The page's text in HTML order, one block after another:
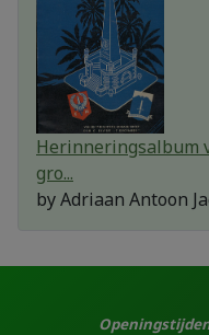
Herinneringsalbum
gro...
byAdriaan Antoon